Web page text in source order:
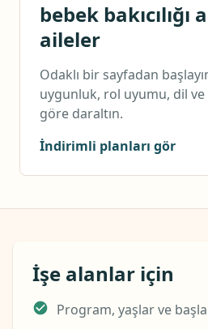
bebek bakıcılığı
aileler
Odaklı bir sayfadan
uygunluk, rol uyumu, dil
göre daraltın.
İndirimli planları gör
İşe alanlar için
Program, yaşlar ve